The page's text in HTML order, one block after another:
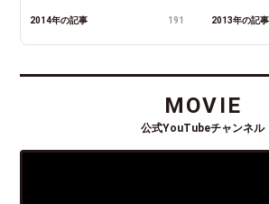
2014年の記事 191 2013年の記事
MOVIE
公式YouTubeチャンネル